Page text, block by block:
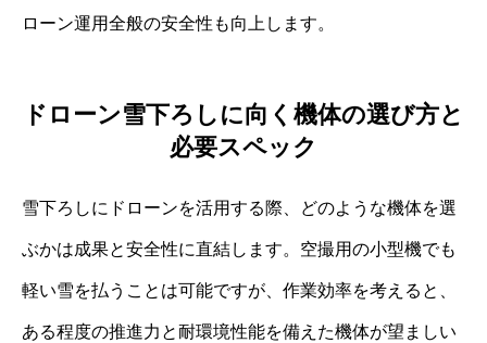
ローン運用全般の安全性も向上します。
ドローン雪下ろしに向く機体の選び方と
必要スペック
雪下ろしにドローンを活用する際、どのような機体を選
ぶかは成果と安全性に直結します。空撮用の小型機でも
軽い雪を払うことは可能ですが、作業効率を考えると、
ある程度の推進力と耐環境性能を備えた機体が望ましい